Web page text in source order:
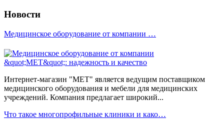
Новости
Медицинское оборудование от компании …
Интернет-магазин "МЕТ" является ведущим поставщиком
медицинского оборудования и мебели для медицинских
учреждений. Компания предлагает широкий...
Что такое многопрофильные клиники и како…